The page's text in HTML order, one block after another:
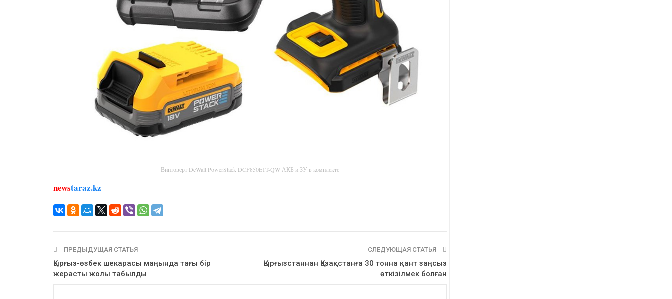
Винтоверт DeWalt PowerStack DCF850E1T-QW АКБ и ЗУ в комплекте
newstaraz.kz
ПРЕДЫДУЩАЯ СТАТЬЯ
Қырғыз-өзбек шекарасы маңында тағы бір
жерасты жолы табылды
СЛЕДУЮЩАЯ СТАТЬЯ
Қырғызстаннан Қазақстанға 30 тонна қант заңсыз
өткізілмек болған